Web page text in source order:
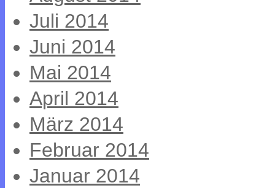
Juli 2014
Juni 2014
Mai 2014
April 2014
März 2014
Februar 2014
Januar 2014